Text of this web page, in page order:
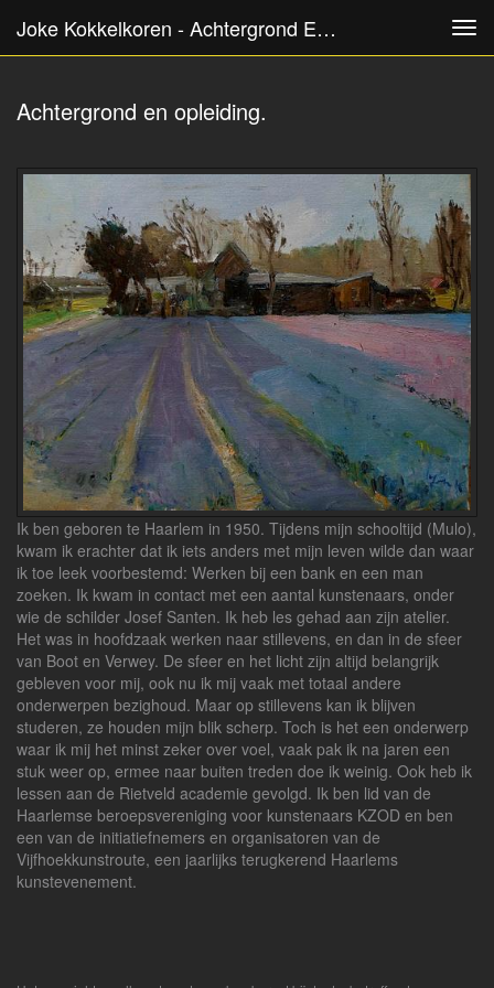
Joke Kokkelkoren - Achtergrond En Opleiding.
Achtergrond en opleiding.
Ik ben geboren te Haarlem in 1950. Tijdens mijn schooltijd (Mulo),
kwam ik erachter dat ik iets anders met mijn leven wilde dan waar
ik toe leek voorbestemd: Werken bij een bank en een man
zoeken. Ik kwam in contact met een aantal kunstenaars, onder
wie de schilder Josef Santen. Ik heb les gehad aan zijn atelier.
Het was in hoofdzaak werken naar stillevens, en dan in de sfeer
van Boot en Verwey. De sfeer en het licht zijn altijd belangrijk
gebleven voor mij, ook nu ik mij vaak met totaal andere
onderwerpen bezighoud. Maar op stillevens kan ik blijven
studeren, ze houden mijn blik scherp. Toch is het een onderwerp
waar ik mij het minst zeker over voel, vaak pak ik na jaren een
stuk weer op, ermee naar buiten treden doe ik weinig. Ook heb ik
lessen aan de Rietveld academie gevolgd. Ik ben lid van de
Haarlemse beroepsvereniging voor kunstenaars KZOD en ben
een van de initiatiefnemers en organisatoren van de
Vijfhoekkunstroute, een jaarlijks terugkerend Haarlems
kunstevenement.